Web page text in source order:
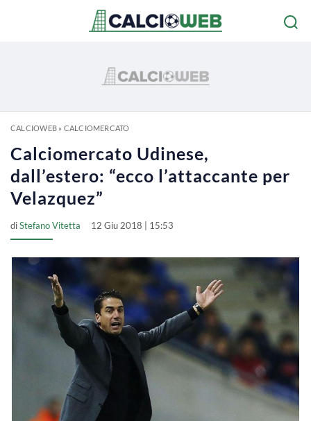
CALCIOWEB» CALCIOMERCATO
Calciomercato Udinese,
dall’estero: “ecco l’attaccante per
Velazquez”
diStefano Vitetta 12 Giu 2018 | 15:53